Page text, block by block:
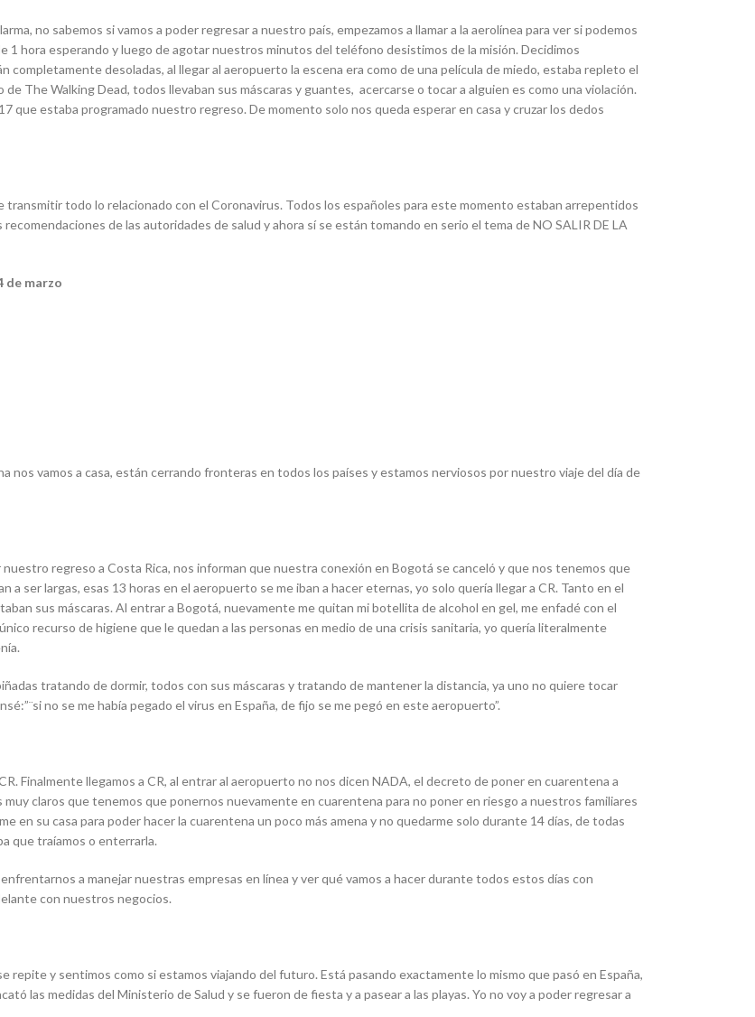
no sabemos si vamos a poder regresar a nuestro país, empezamos a llamar a la aerolínea para ver si podemos
hora esperando y luego de agotar nuestros minutos del teléfono desistimos de la misión. Decidimos
desoladas, al llegar al aeropuerto la escena era como de una película de miedo, estaba repleto el
The Walking Dead, todos llevaban sus máscaras y guantes, acercarse o tocar a alguien es como una violación.
que estaba programado nuestro regreso. De momento solo nos queda esperar en casa y cruzar los dedos
transmitir todo lo relacionado con el Coronavirus. Todos los españoles para este momento estaban arrepentidos
de las autoridades de salud y ahora sí se están tomando en serio el tema de NO SALIR DE LA
de marzo
nos vamos a casa, están cerrando fronteras en todos los países y estamos nerviosos por nuestro viaje del día de
regreso a Costa Rica, nos informan que nuestra conexión en Bogotá se canceló y que nos tenemos que
a ser largas, esas 13 horas en el aeropuerto se me iban a hacer eternas, yo solo quería llegar a CR. Tanto en el
sus máscaras. Al entrar a Bogotá, nuevamente me quitan mi botellita de alcohol en gel, me enfadé con el
recurso de higiene que le quedan a las personas en medio de una crisis sanitaria, yo quería literalmente
tratando de dormir, todos con sus máscaras y tratando de mantener la distancia, ya uno no quiere tocar
no se me había pegado el virus en España, de fijo se me pegó en este aeropuerto”.
Finalmente llegamos a CR, al entrar al aeropuerto no nos dicen NADA, el decreto de poner en cuarentena a
claros que tenemos que ponernos nuevamente en cuarentena para no poner en riesgo a nuestros familiares
en su casa para poder hacer la cuarentena un poco más amena y no quedarme solo durante 14 días, de todas
que traíamos o enterrarla.
a manejar nuestras empresas en línea y ver qué vamos a hacer durante todos estos días con
con nuestros negocios.
repite y sentimos como si estamos viajando del futuro. Está pasando exactamente lo mismo que pasó en España,
las medidas del Ministerio de Salud y se fueron de fiesta y a pasear a las playas. Yo no voy a poder regresar a